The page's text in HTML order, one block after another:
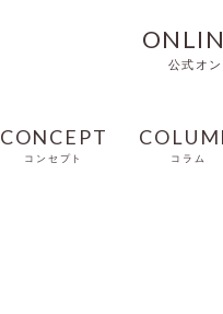
公式オ
CONCEPT
コンセプト コラム